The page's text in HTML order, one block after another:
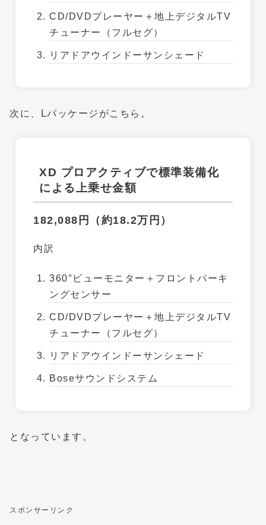
CD/DVDプレーヤー＋地上デジタルTV
チューナー（フルセグ）
リアドアウインドーサンシェード
次に、Lパッケージがこちら。
XD プロアクティブで標準装備化
による上乗せ金額
182,088円（約18.2万円）
内訳
360°ビューモニター＋フロントパーキ
ングセンサー
CD/DVDプレーヤー＋地上デジタルTV
チューナー（フルセグ）
リアドアウインドーサンシェード
Boseサウンドシステム
となっています。
スポンサーリンク